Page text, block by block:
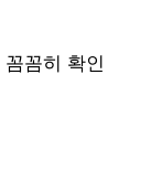
꼼히 확인